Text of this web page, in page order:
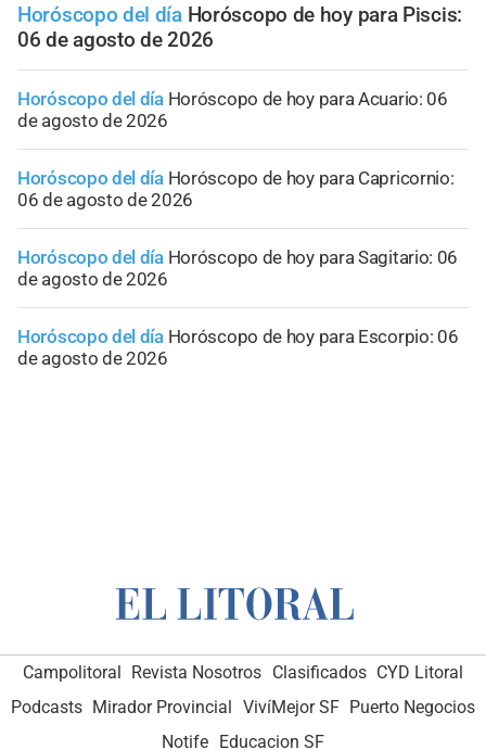
Horóscopo del día Horóscopo de hoy para Piscis:
06 de agosto de 2026
Horóscopo del día Horóscopo de hoy para Acuario: 06
de agosto de 2026
Horóscopo del día Horóscopo de hoy para Capricornio:
06 de agosto de 2026
Horóscopo del día Horóscopo de hoy para Sagitario: 06
de agosto de 2026
Horóscopo del día Horóscopo de hoy para Escorpio: 06
de agosto de 2026
Campolitoral Revista Nosotros Clasificados CYD Litoral
Podcasts Mirador Provincial VivíMejor SF Puerto Negocios
Notife Educacion SF